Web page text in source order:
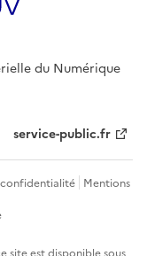
du Numérique
service-public.fr
Mentions